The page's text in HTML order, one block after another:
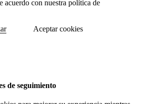
acuerdo con nuestra política de
Aceptar cookies
de seguimiento